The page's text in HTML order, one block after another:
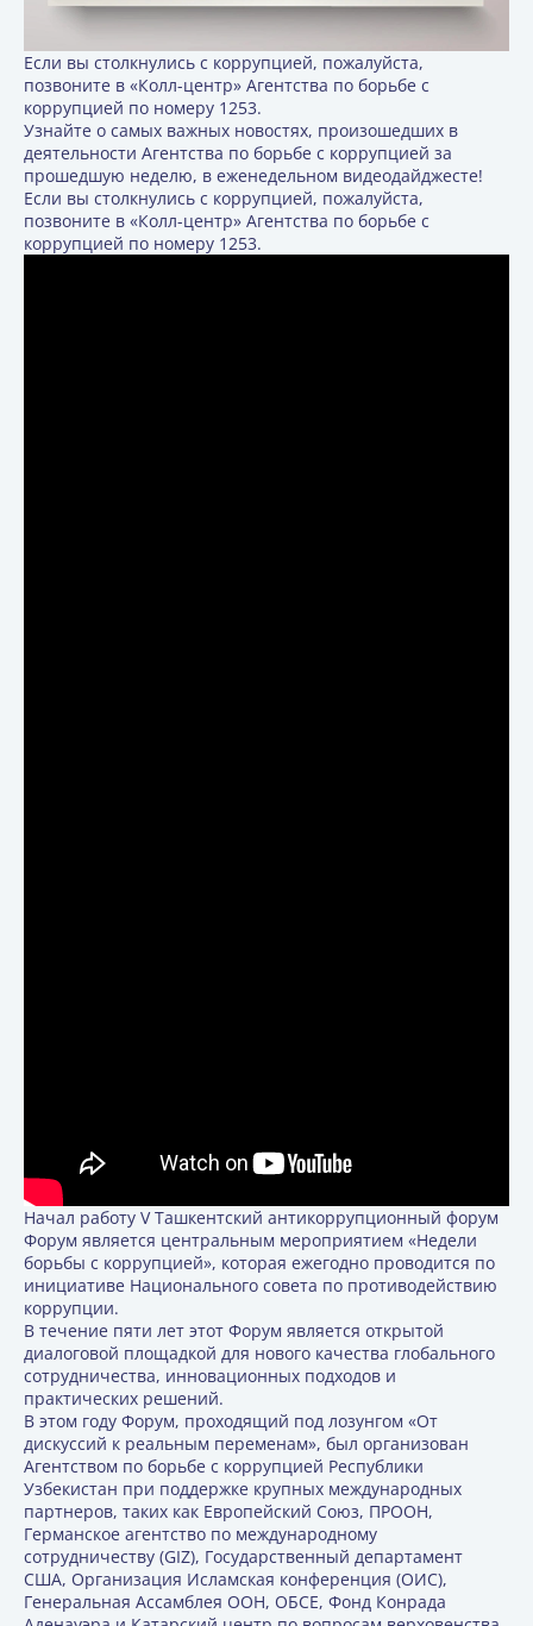
Если вы столкнулись с коррупцией, пожалуйста,
позвоните в «Колл-центр» Агентства по борьбе с
коррупцией по номеру 1253.
Узнайте о самых важных новостях, произошедших в
деятельности Агентства по борьбе с коррупцией за
прошедшую неделю, в еженедельном видеодайджесте!
Если вы столкнулись с коррупцией, пожалуйста,
позвоните в «Колл-центр» Агентства по борьбе с
коррупцией по номеру 1253.
Начал работу V Ташкентский антикоррупционный форум
Форум является центральным мероприятием «Недели
борьбы с коррупцией», которая ежегодно проводится по
инициативе Национального совета по противодействию
коррупции.
В течение пяти лет этот Форум является открытой
диалоговой площадкой для нового качества глобального
сотрудничества, инновационных подходов и
практических решений.
В этом году Форум, проходящий под лозунгом «От
дискуссий к реальным переменам», был организован
Агентством по борьбе с коррупцией Республики
Узбекистан при поддержке крупных международных
партнеров, таких как Европейский Союз, ПРООН,
Германское агентство по международному
сотрудничеству (GIZ), Государственный департамент
США, Организация Исламская конференция (ОИС),
Генеральная Ассамблея ООН, ОБСЕ, Фонд Конрада